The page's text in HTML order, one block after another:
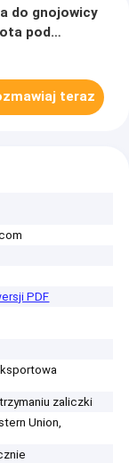
do gnojowicy
pod
teraz
PDF
zaliczki
Union,